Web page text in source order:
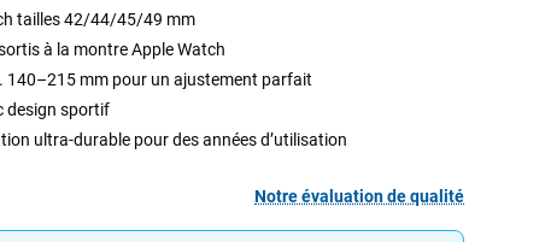
tailles 42/44/45/49 mm
à la montre Apple Watch
140–215 mm pour un ajustement parfait
design sportif
ultra-durable pour des années d’utilisation
Notre évaluation de qualité